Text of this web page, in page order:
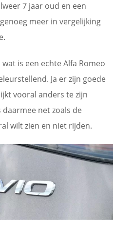
7 jaar oud en een
meer in vergelijking
is een echte Alfa Romeo
Ja er zijn goede
vooral anders te zijn
net zoals de
wilt zien en niet rijden.